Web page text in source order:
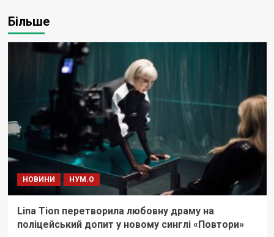
Більше
НОВИНИ НУМ.О
Lina Tion перетворила любовну драму на
поліцейський допит у новому синглі «Повтори»